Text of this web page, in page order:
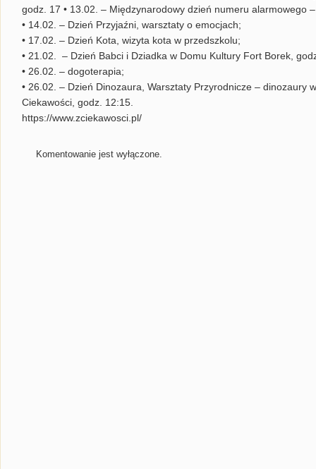
godz. 17 • 13.02. – Międzynarodowy dzień numeru alarmowego
• 14.02. – Dzień Przyjaźni, warsztaty o emocjach;
• 17.02. – Dzień Kota, wizyta kota w przedszkolu;
• 21.02. – Dzień Babci i Dziadka w Domu Kultury Fort Borek,
• 26.02. – dogoterapia;
• 26.02. – Dzień Dinozaura, Warsztaty Przyrodnicze – dinozaury
Ciekawości, godz. 12:15.
https://www.zciekawosci.pl/
Komentowanie jest wyłączone.